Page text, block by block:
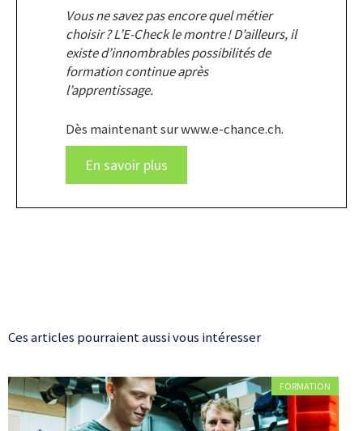
Vous ne savez pas encore quel métier
choisir ? L’E-Check le montre ! D’ailleurs, il
existe d’innombrables possibilités de
formation continue après
l’apprentissage.
Dès maintenant sur www.e-chance.ch.
En savoir plus
Ces articles pourraient aussi vous intéresser
FORMATION